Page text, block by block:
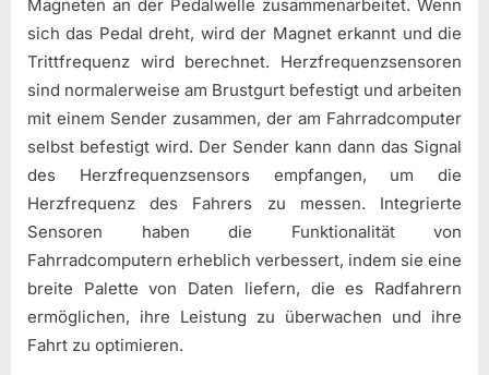
Magneten an der Pedalwelle zusammenarbeitet. Wenn
sich das Pedal dreht, wird der Magnet erkannt und die
Trittfrequenz wird berechnet. Herzfrequenzsensoren
sind normalerweise am Brustgurt befestigt und arbeiten
mit einem Sender zusammen, der am Fahrradcomputer
selbst befestigt wird. Der Sender kann dann das Signal
des Herzfrequenzsensors empfangen, um die
Herzfrequenz des Fahrers zu messen. Integrierte
Sensoren haben die Funktionalität von
Fahrradcomputern erheblich verbessert, indem sie eine
breite Palette von Daten liefern, die es Radfahrern
ermöglichen, ihre Leistung zu überwachen und ihre
Fahrt zu optimieren.